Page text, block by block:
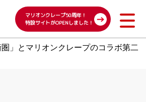
マリオンクレープ50周年！
特設サイトがOPENしました！
圏」とマリオンクレープのコラボ第二